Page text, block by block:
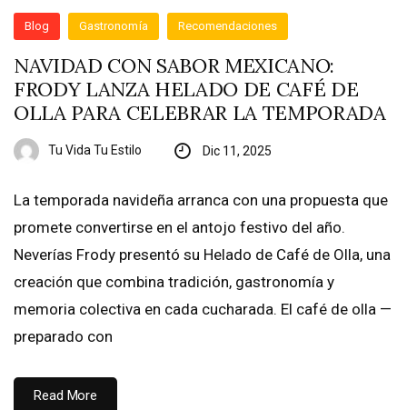
Blog Gastronomía Recomendaciones
NAVIDAD CON SABOR MEXICANO:
FRODY LANZA HELADO DE CAFÉ DE
OLLA PARA CELEBRAR LA TEMPORADA
Tu Vida Tu Estilo Dic 11, 2025
La temporada navideña arranca con una propuesta que
promete convertirse en el antojo festivo del año.
Neverías Frody presentó su Helado de Café de Olla, una
creación que combina tradición, gastronomía y
memoria colectiva en cada cucharada. El café de olla —
preparado con
Read More